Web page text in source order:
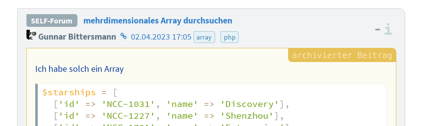
SELF-Forum
mehrdimensionales Array durchsuchen
Gunnar Bittersmann Homepage
des
02.04.2023 17:05 array php
–
Ich habe solch ein Array
$starships =
[
[ 'id' => 'NCC-1031' , 'name' => 'Discovery' ] ,
[ 'id' => 'NCC-1227' , 'name' => 'Shenzhou' ] ,